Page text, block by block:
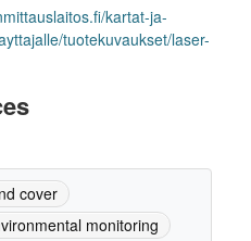
kartat-ja-
tuotekuvaukset/laser-
cover
monitoring